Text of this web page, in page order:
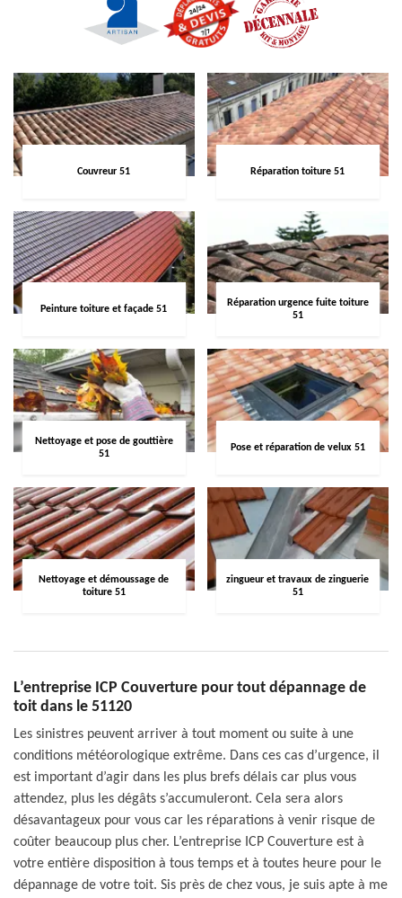
Couvreur 51 Réparation toiture 51
Peinture toiture et façade 51
Réparation urgence fuite toiture
51
Nettoyage et pose de gouttière
51
Pose et réparation de velux 51
Nettoyage et démoussage de
toiture 51
zingueur et travaux de zinguerie
51
L’entreprise ICP Couverture pour tout dépannage de
toit dans le 51120
Les sinistres peuvent arriver à tout moment ou suite à une
conditions météorologique extrême. Dans ces cas d’urgence, il
est important d’agir dans les plus brefs délais car plus vous
attendez, plus les dégâts s’accumuleront. Cela sera alors
désavantageux pour vous car les réparations à venir risque de
coûter beaucoup plus cher. L’entreprise ICP Couverture est à
votre entière disposition à tous temps et à toutes heure pour le
dépannage de votre toit. Sis près de chez vous, je suis apte à me